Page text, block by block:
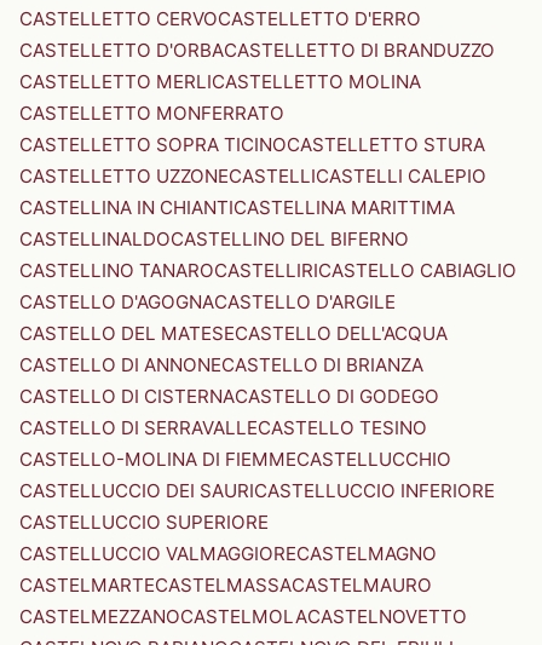
CASTELLETTO CERVOCASTELLETTO D'ERRO
CASTELLETTO D'ORBACASTELLETTO DI BRANDUZZO
CASTELLETTO MERLICASTELLETTO MOLINA
CASTELLETTO MONFERRATO
CASTELLETTO SOPRA TICINOCASTELLETTO STURA
CASTELLETTO UZZONECASTELLICASTELLI CALEPIO
CASTELLINA IN CHIANTICASTELLINA MARITTIMA
CASTELLINALDOCASTELLINO DEL BIFERNO
CASTELLINO TANAROCASTELLIRICASTELLO CABIAGLIO
CASTELLO D'AGOGNACASTELLO D'ARGILE
CASTELLO DEL MATESECASTELLO DELL'ACQUA
CASTELLO DI ANNONECASTELLO DI BRIANZA
CASTELLO DI CISTERNACASTELLO DI GODEGO
CASTELLO DI SERRAVALLECASTELLO TESINO
CASTELLO-MOLINA DI FIEMMECASTELLUCCHIO
CASTELLUCCIO DEI SAURICASTELLUCCIO INFERIORE
CASTELLUCCIO SUPERIORE
CASTELLUCCIO VALMAGGIORECASTELMAGNO
CASTELMARTECASTELMASSACASTELMAURO
CASTELMEZZANOCASTELMOLACASTELNOVETTO